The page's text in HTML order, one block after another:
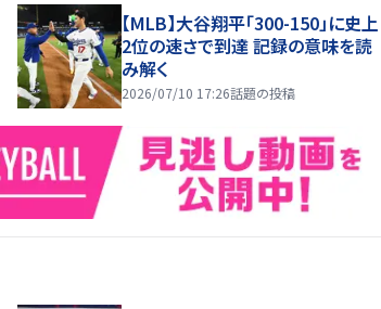
【MLB】大谷翔平「300-150」に史上
2位の速さで到達 記録の意味を読
み解く
2026/07/10 17:26話題の投稿